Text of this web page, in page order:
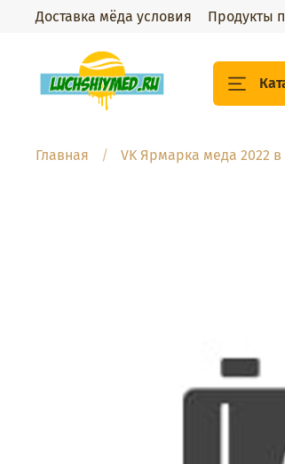
Доставка мёда условия Продукты
Главная VK Ярмарка меда 2022